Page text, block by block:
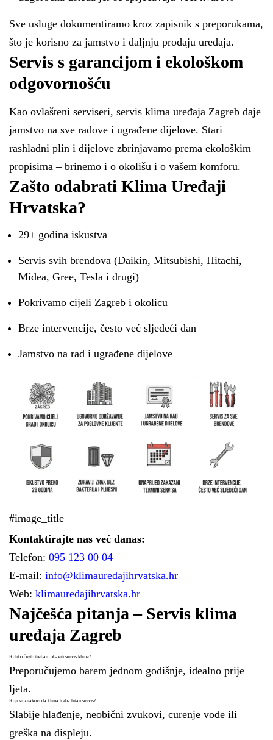
Sve usluge dokumentiramo kroz zapisnik s preporukama,
što je korisno za jamstvo i daljnju prodaju uređaja.
Servis s garancijom i ekološkom
odgovornošću
Kao ovlašteni serviseri, servis klima uređaja Zagreb daje
jamstvo na sve radove i ugrađene dijelove. Stari
rashladni plin i dijelove zbrinjavamo prema ekološkim
propisima – brinemo i o okolišu i o vašem komforu.
Zašto odabrati Klima Uređaji
Hrvatska?
29+ godina iskustva
Servis svih brendova (Daikin, Mitsubishi, Hitachi,
Midea, Gree, Tesla i drugi)
Pokrivamo cijeli Zagreb i okolicu
Brze intervencije, često već sljedeći dan
Jamstvo na rad i ugrađene dijelove
#image_title
Kontaktirajte nas već danas:
Telefon: 095 123 00 04
E-mail: info@klimauredajihrvatska.hr
Web: klimauredajihrvatska.hr
Najčešća pitanja – Servis klima
uređaja Zagreb
Koliko često trebam obaviti servis klime?
Preporučujemo barem jednom godišnje, idealno prije
ljeta.
Koji su znakovi da klima treba hitan servis?
Slabije hlađenje, neobični zvukovi, curenje vode ili
greška na displeju.